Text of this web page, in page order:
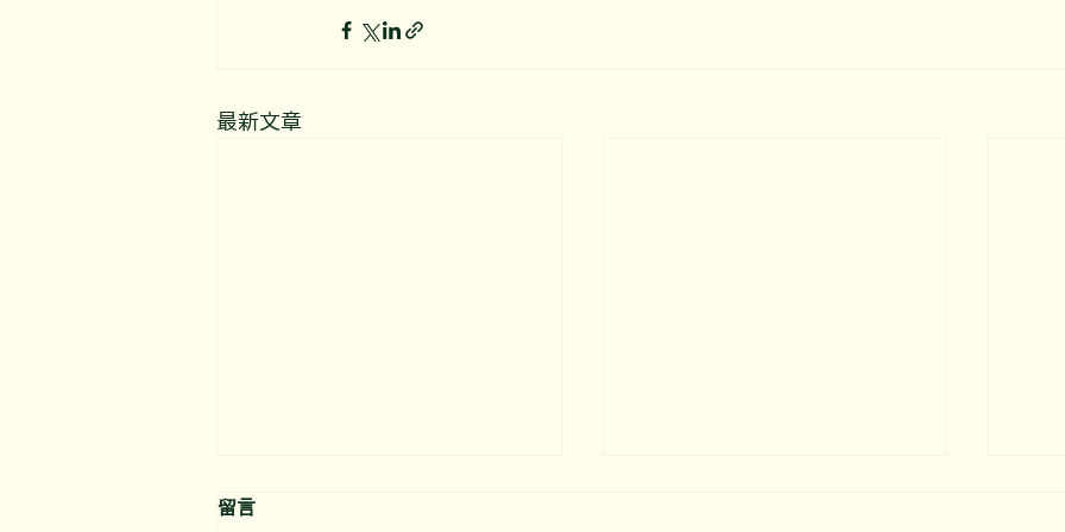
最新文章
留言